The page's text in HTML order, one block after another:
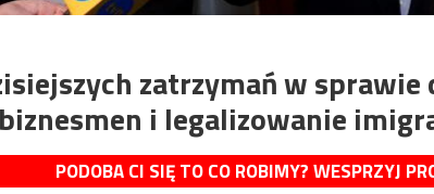
zatrzymań w sprawie
i legalizowanie
PODOBA CI SIĘ TO CO ROBIMY? WESPRZYJ